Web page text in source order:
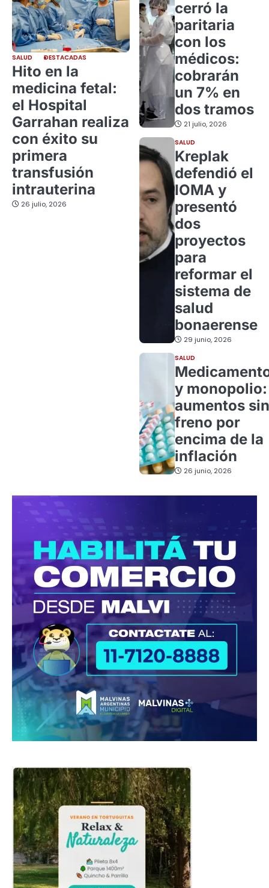
SALUD DESTACADAS
Hito en la
medicina fetal:
el Hospital
Garrahan realiza
con éxito su
primera
transfusión
intrauterina
26 julio, 2026
cerró la
paritaria
con los
médicos:
cobrarán
un 7% en
dos tramos
21 julio, 2026
SALUD
Kreplak
defendió el
IOMA y
presentó
dos
proyectos
para
reformar el
sistema de
salud
bonaerense
29 junio, 2026
SALUD
y monopolio:
aumentos sin
freno por
encima de la
inflación
26 junio, 2026